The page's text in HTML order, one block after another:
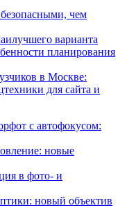
чем
варианта
планирования
в Москве:
для сайта и
с автофокусом:
новые
в фото- и
новый объектив